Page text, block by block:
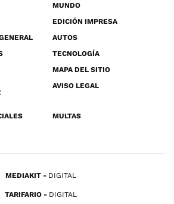
MUNDO
EDICIÓN IMPRESA
AUTOS
TECNOLOGÍA
MAPA DEL SITIO
AVISO LEGAL
MULTAS
MEDIAKIT DIGITAL
TARIFARIO DIGITAL